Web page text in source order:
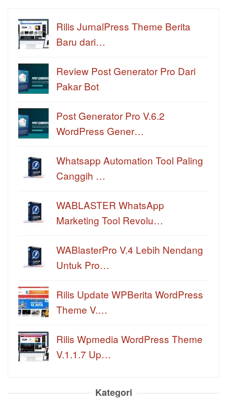
Rilis JurnalPress Theme Berita
Baru dari…
Review Post Generator Pro Dari
Pakar Bot
Post Generator Pro V.6.2
WordPress Gener…
Whatsapp Automation Tool Paling
Canggih …
WABLASTER WhatsApp
Marketing Tool Revolu…
WABlasterPro V.4 Lebih Nendang
Untuk Pro…
Rilis Update WPBerita WordPress
Theme V.…
Rilis Wpmedia WordPress Theme
V.1.1.7 Up…
Kategori